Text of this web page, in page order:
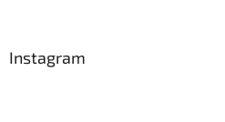
Instagram